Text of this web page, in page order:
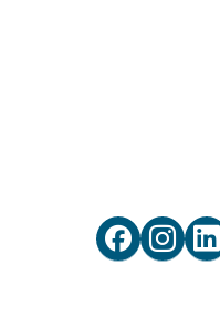
  